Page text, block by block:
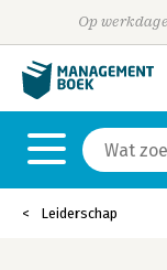
Op
Leiderschap